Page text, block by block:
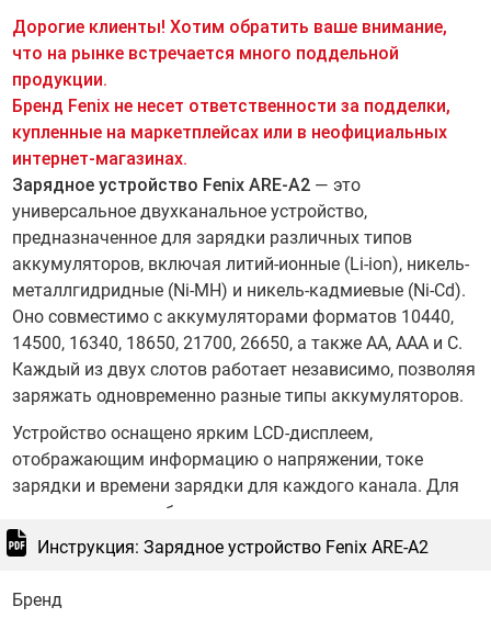
Дорогие клиенты! Хотим обратить ваше внимание,
что на рынке встречается много поддельной
продукции.
Бренд Fenix не несет ответственности за подделки,
купленные на маркетплейсах или в неофициальных
интернет-магазинах.
Зарядное устройство Fenix ARE-A2— это
универсальное двухканальное устройство,
предназначенное для зарядки различных типов
аккумуляторов, включая литий-ионные (Li-ion), никель-
металлгидридные (Ni-MH) и никель-кадмиевые (Ni-Cd).
Оно совместимо с аккумуляторами форматов 10440,
14500, 16340, 18650, 21700, 26650, а также AA, AAA и C.
Каждый из двух слотов работает независимо, позволяя
заряжать одновременно разные типы аккумуляторов.
Устройство оснащено ярким LCD-дисплеем,
отображающим информацию о напряжении, токе
зарядки и времени зарядки для каждого канала. Для
переключения отображаемых параметров достаточно
однократного нажатия кнопки, а длительное нажатие
от сети переменного тока (AC 100-240V) и постоянного
Инструкция: Зарядное устройство Fenix ARE-A2
Бренд